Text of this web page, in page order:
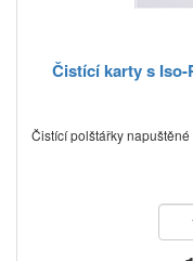
Čistící karty s Iso-
Čistící polštářky